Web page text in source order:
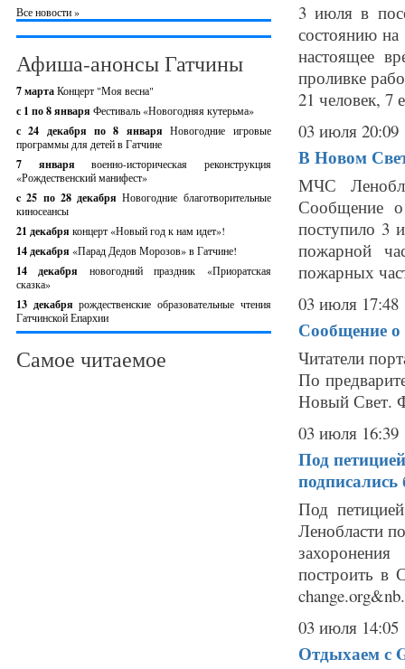
Все новости »
Афиша-анонсы Гатчины
7 мартаКонцерт "Моя весна"
с 1 по 8 января Фестиваль «Новогодняя кутерьма»
с 24 декабря по 8 январяНовогодние игровые
программы для детей в Гатчине
7 январявоенно-историческая реконструкция
«Рождественский манифест»
c 25 по 28 декабряНовогодние благотворительные
киносеансы
21 декабря концерт «Новый год к нам идет»!
14 декабря «Парад Дедов Морозов» в Гатчине!
14 декабря новогодний праздник «Приоратская
сказка»
13 декабрярождественские образовательные чтения
Гатчинской Епархии
Самое читаемое
3 июля в
состоянию
настоящее
проливке
21 человек, 7
03 июля 20:09
В Новом
МЧС
Сообщение
поступило 3
пожарной
пожарных
03 июля 17:48
Сообщение
Читатели
По
Новый Свет.
03 июля 16:39
Под
подписались
Под
Ленобласти
построить в
03 июля 14:05
Отдыхаем с